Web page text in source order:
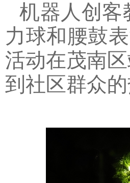
机器人创客
力球和腰鼓
活动在茂南
到社区群众